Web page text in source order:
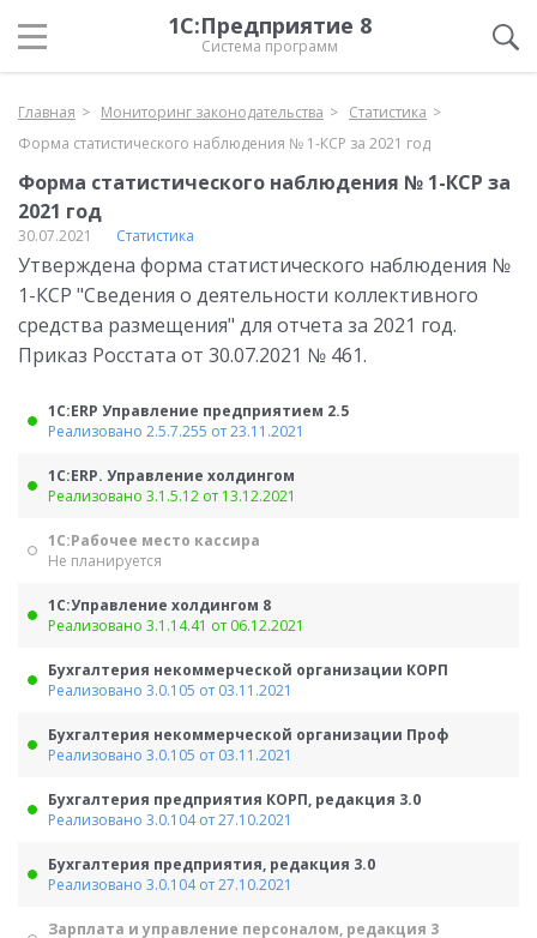
1С:Предприятие 8
Система программ
Главная Мониторинг законодательства
Статистика
Форма статистического наблюдения № 1-КСР за 2021 год
Форма статистического наблюдения № 1-КСР за
2021 год
30.07.2021 Статистика
Утверждена форма статистического наблюдения №
1-КСР "Сведения о деятельности коллективного
средства размещения" для отчета за 2021 год.
Приказ Росстата от 30.07.2021 № 461.
1С:ERP Управление предприятием 2.5
Реализовано 2.5.7.255 от 23.11.2021
1С:ERP. Управление холдингом
Реализовано 3.1.5.12 от 13.12.2021
1С:Рабочее место кассира
Не планируется
1С:Управление холдингом 8
Реализовано 3.1.14.41 от 06.12.2021
Бухгалтерия некоммерческой организации КОРП
Реализовано 3.0.105 от 03.11.2021
Бухгалтерия некоммерческой организации Проф
Реализовано 3.0.105 от 03.11.2021
Бухгалтерия предприятия КОРП, редакция 3.0
Реализовано 3.0.104 от 27.10.2021
Бухгалтерия предприятия, редакция 3.0
Реализовано 3.0.104 от 27.10.2021
Зарплата и управление персоналом, редакция 3